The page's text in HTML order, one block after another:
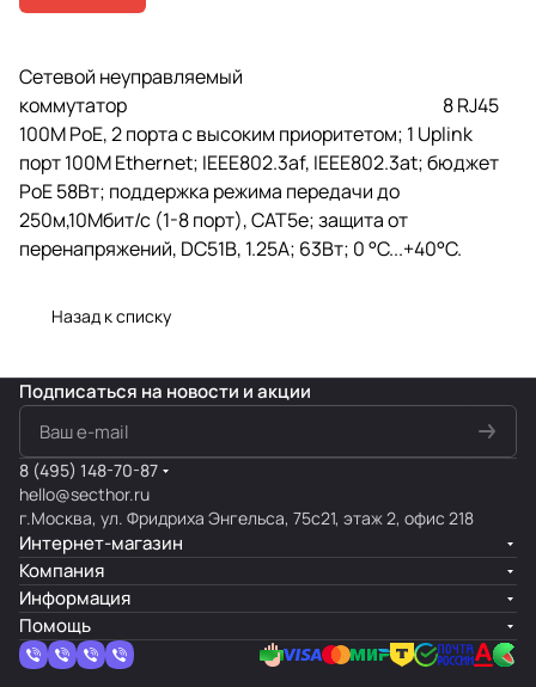
Сетевой неуправляемый
коммутатор 8 RJ45
100M PoE, 2 порта с высоким приоритетом; 1 Uplink
порт 100М Ethernet; IEEE802.3af, IEEE802.3at; бюджет
PoE 58Вт; поддержка режима передачи до
250м,10Мбит/с (1-8 порт), CAT5e; защита от
перенапряжений, DC51В, 1.25A; 63Вт; 0 °C...+40°C.
Назад к списку
Подписаться на новости и акции
8 (495) 148-70-87
hello@secthor.ru
г.Москва, ул. Фридриха Энгельса, 75с21, этаж 2, офис 218
Интернет-магазин
Компания
Информация
Помощь